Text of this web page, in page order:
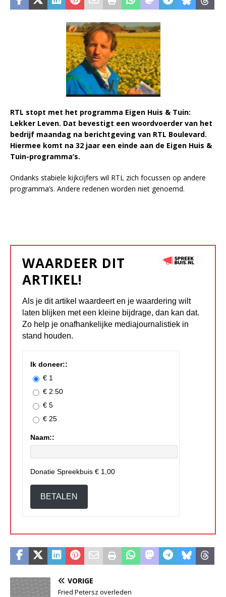
RTL stopt met het programma Eigen Huis & Tuin:
Lekker Leven. Dat bevestigt een woordvoerder van het
bedrijf maandag na berichtgeving van RTL Boulevard.
Hiermee komt na 32 jaar een einde aan de Eigen Huis &
Tuin-programma’s.
Ondanks stabiele kijkcijfers wil RTL zich focussen op andere
programma’s. Andere redenen worden niet genoemd.
WAARDEER DIT
ARTIKEL!
Als je dit artikel waardeert en je waardering wilt
laten blijken met een kleine bijdrage, dan kan dat.
Zo help je onafhankelijke mediajournalistiek in
stand houden.
Ik doneer::
€ 1
€ 2.50
€ 5
€ 25
Naam::
Donatie Spreekbuis € 1,00
BETALEN
VORIGE
Fried Petersz overleden